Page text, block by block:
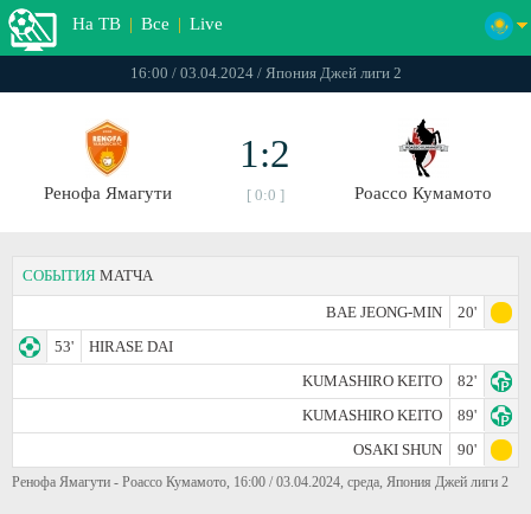
На ТВ | Все | Live
16:00 / 03.04.2024 / Япония Джей лиги 2
Ренофа Ямагути
1:2
[ 0:0 ] Роассо Кумамото
СОБЫТИЯ МАТЧА
BAE JEONG-MIN
20'
53'
HIRASE DAI
KUMASHIRO KEITO
82'
KUMASHIRO KEITO
89'
OSAKI SHUN
90'
Ренофа Ямагути - Роассо Кумамото, 16:00 / 03.04.2024, среда, Япония Джей лиги 2